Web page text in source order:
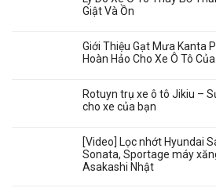
Giật Và Ồn
Giới Thiệu Gạt Mưa Kanta
Hoàn Hảo Cho Xe Ô Tô
Rotuyn trụ xe ô tô Jikiu –
cho xe của bạn
[Video] Lọc nhớt Hyundai
Sonata, Sportage máy
Asakashi Nhật